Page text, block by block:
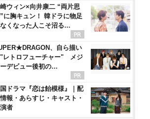
ウィン×向井康二 “両片思
に胸キュン！ 韓ドラに物足
くなった人こそ沼る…
、自ら描い
レトロフューチャー" メジ
デビュー後初の…
ドラマ『恋は飴模様』｜配
報・あらすじ・キャスト・
者